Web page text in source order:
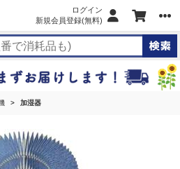
ログイン
新規会員登録(無料)
加湿器